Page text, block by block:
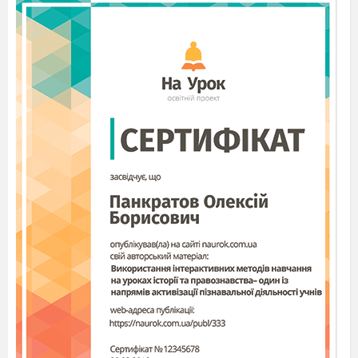
англійських духовних гімнів, німецьких польок,
італійських арій, французької кадрилі та іншу музику. У
результаті виник певний музичний гібрид — яскравий,
грубуватий, енергійний і поза сумнівом — новий. До
головних витоків джазу належать спірічуелси, ґоспели,
свінги та блюзи.
Спірічуелс (з англ. духовний) — жанр духовних співів
афро-американців.
Спірічуелс виник приблизно у XVII ст. на основі
протестантського хоралу. Багатоголосся, гармонії та
мелодії, запозичені з європейської музичної традиції,
поєднуються у спірічуелсі із виражальними засобами і
прийомами афро-американської музики.
Поетичний зміст пов’язаний із біблійними текстами, а
також із повсякденним життям афро-американців.
Спірічуелс виконують хором без інструментального
супроводу, із плесканням у долоні й танцювальними
рухами співаків. До середини XIX ст. цей жанр був
тільки частиною афро-американського фольклору.
Згодом він увійшов до репертуару професійних
музикантів. Початок 1930-х років був розквітом музики
спірічуелс у СІЛА. Спірічуелс значною мірою вплинув
на формування блюзу і раннього джазу.